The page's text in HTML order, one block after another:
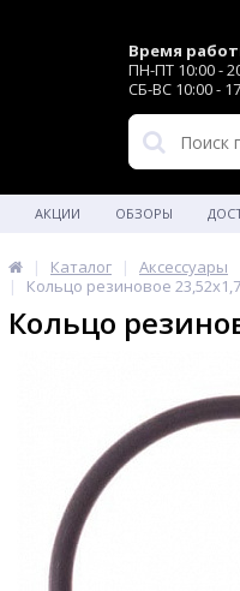
Время
ПН-ПТ 10:00 -
СБ-ВС 10:00 -
АКЦИИ ОБЗОРЫ
Каталог Аксессуары
Кольцо резиновое
Кольцо